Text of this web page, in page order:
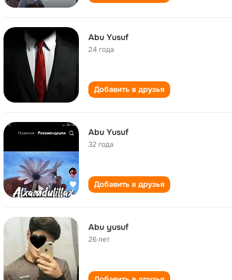
Abu Yusuf
24 года
Добавить в друзья
Abu Yusuf
32 года
Добавить в друзья
Abu yusuf
26 лет